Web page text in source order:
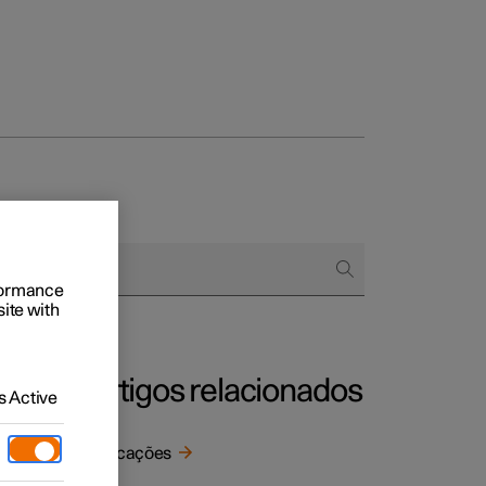
Artigos relacionados
Aplicações
with
Active